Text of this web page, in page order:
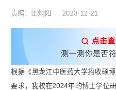
责编：田炯阳 2023-12-21
根据《黑龙江中医药大学招收硕
要求，我校在2024年的博士学位